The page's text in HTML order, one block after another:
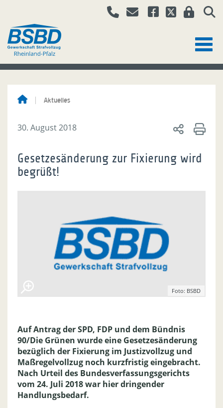
Aktuelles
30. August 2018
Gesetzesänderung zur Fixierung wird
begrüßt!
Foto: BSBD
Auf Antrag der SPD, FDP und dem Bündnis
90/Die Grünen wurde eine Gesetzesänderung
bezüglich der Fixierung im Justizvollzug und
Maßregelvollzug noch kurzfristig eingebracht.
Nach Urteil des Bundesverfassungsgerichts
vom 24. Juli 2018 war hier dringender
Handlungsbedarf.